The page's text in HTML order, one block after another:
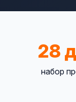
28
набор